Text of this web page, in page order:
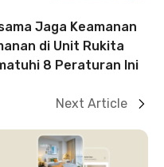
Jaga Keamanan
di Unit Rukita
8 Peraturan Ini
Next Article